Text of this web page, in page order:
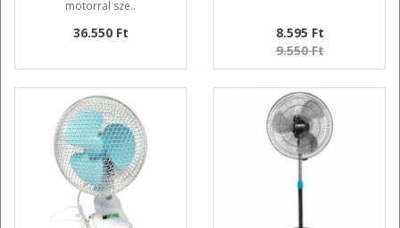
motorral sze..
36.550 Ft
8.595 Ft
9.550 Ft